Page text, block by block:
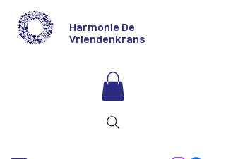
Harmonie De
Vriendenkrans